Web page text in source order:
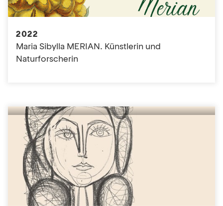
2022
Maria Sibylla MERIAN. Künstlerin und
Naturforscherin